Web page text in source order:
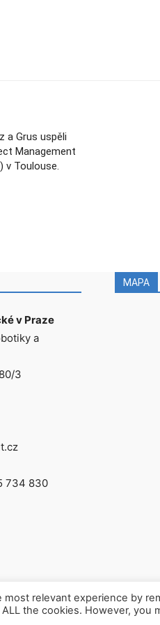
a Grus uspěli
Management
v Toulouse.
v Praze
a
3
734 830
MAPA
relevant experience by
the cookies. However,